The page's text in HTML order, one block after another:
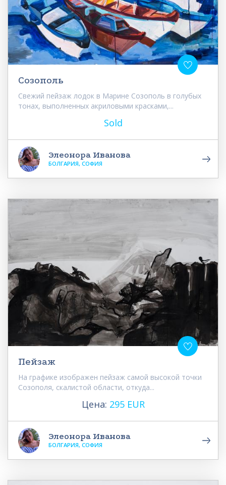
Созополь
Свежий пейзаж лодок в Марине Созополь в голубых
тонах, выполненных акриловыми красками,...
Sold
Элеонора Иванова
БОЛГАРИЯ, СОФИЯ
Пейзаж
На графике изображен пейзаж самой высокой точки
Созополя, скалистой области, откуда...
Цена: 295 EUR
Элеонора Иванова
БОЛГАРИЯ, СОФИЯ